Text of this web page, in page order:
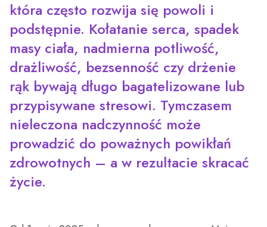
Świadczenia dla obywateli Ukrainy przebywających w
Polsce
Parking
Oddział Medycyny Paliatywnej
Oddział Gastroenterologiczny z Pododziałem
Chorób Wewnętrznych
Oddział Dzienny Kliniki Onkologii
Klinika Onkologii
Zakład Fizyki Medycznej
Zakład Pielęgnacyjno – Opiekuńczy
Opieka Paliatywna (Oddział Medycyny Paliatywnej,
Poradnia Medycyny Paliatywnej, Zespół Domowej
Opieki Paliatywnej)
Profilaktyka
Regularne badania
Pomoc medyczna w godzinach wieczornych, w
weekendy i święta
Portal Dieta NFZ
Program Wsparcia Psychologicznego Kadry
Medycznej
Fizjoterapia Ambulatoryjna
Laboratorium Analityczne
Centralna Sterylizatornia
Zespół Kontroli Zakażeń Szpitalnych
Przewodnik
która często rozwija się powoli i
podstępnie. Kołatanie serca, spadek
masy ciała, nadmierna potliwość,
drażliwość, bezsenność czy drżenie
rąk bywają długo bagatelizowane lub
przypisywane stresowi. Tymczasem
nieleczona nadczynność może
prowadzić do poważnych powikłań
zdrowotnych – a w rezultacie skracać
życie.